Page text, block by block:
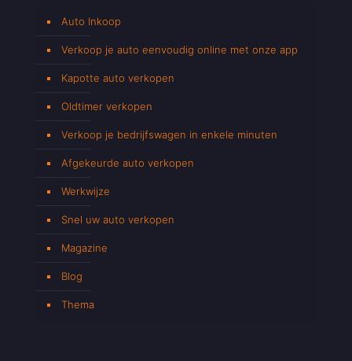
Auto Inkoop
Verkoop je auto eenvoudig online met onze app
Kapotte auto verkopen
Oldtimer verkopen
Verkoop je bedrijfswagen in enkele minuten
Afgekeurde auto verkopen
Werkwijze
Snel uw auto verkopen
Magazine
Blog
Thema